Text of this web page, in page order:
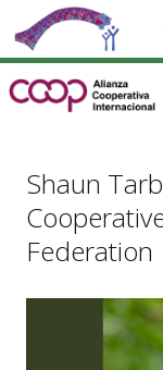
Shaun
Federation